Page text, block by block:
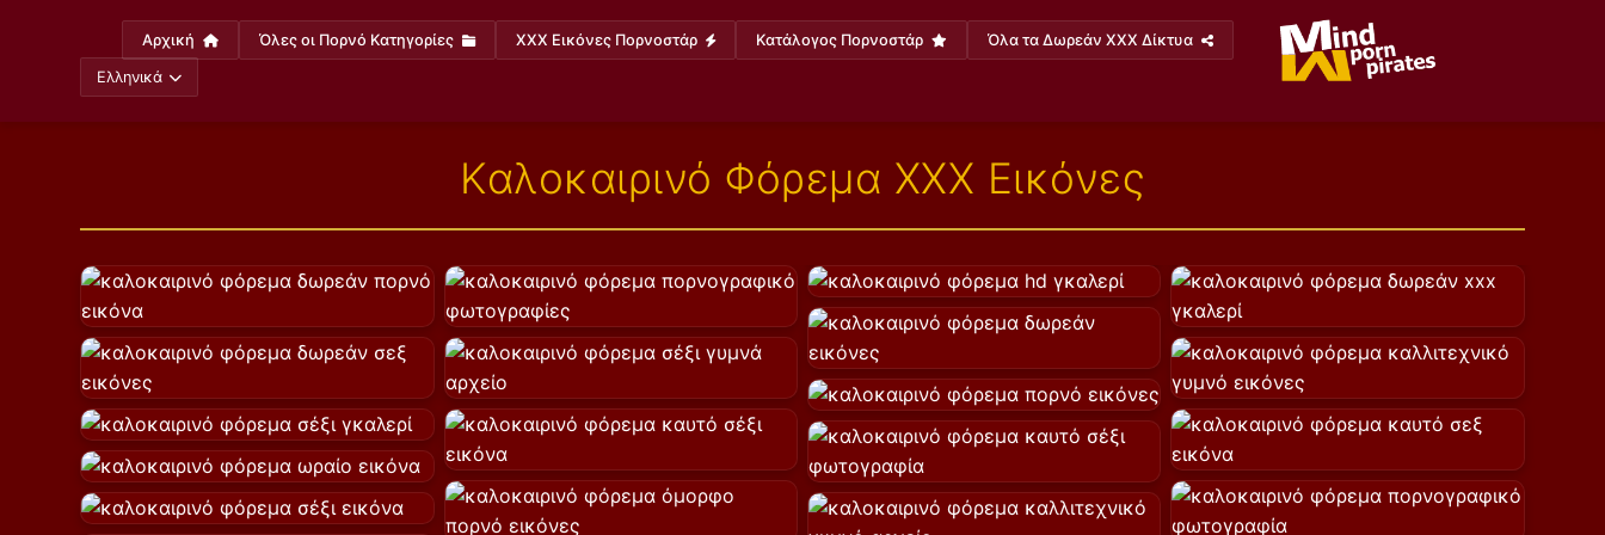
Αρχική Όλες οι Πορνό Κατηγορίες XXX Εικόνες Πορνοστάρ Κατάλογος Πορνοστάρ Όλα τα Δωρεάν XXX Δίκτυα
Ελληνικά
Καλοκαιρινό Φόρεμα XXX Εικόνες